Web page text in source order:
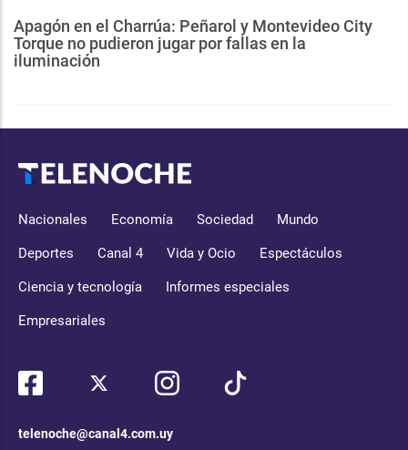
Apagón en el Charrúa: Peñarol y Montevideo City
Torque no pudieron jugar por fallas en la
iluminación
Nacionales Economía Sociedad Mundo
Deportes Canal 4 Vida y Ocio Espectáculos
Ciencia y tecnología Informes especiales
Empresariales
telenoche@canal4.com.uy